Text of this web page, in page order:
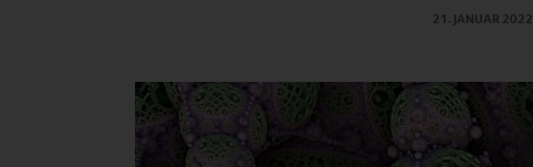
21. JANUAR 2022